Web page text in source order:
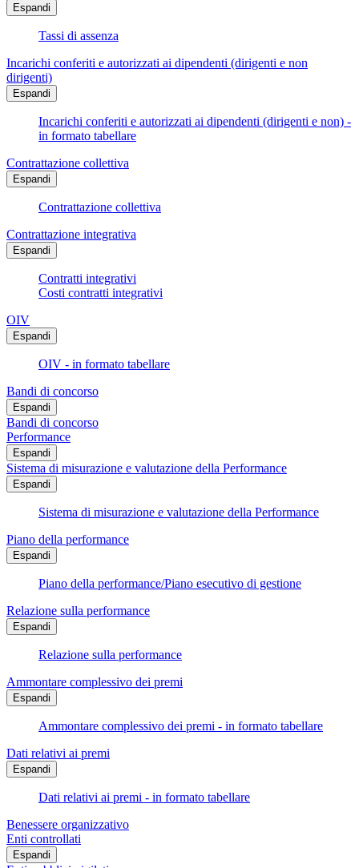
Espandi
Tassi di assenza
Incarichi conferiti e autorizzati ai dipendenti (dirigenti e non
dirigenti)
Espandi
Incarichi conferiti e autorizzati ai dipendenti (dirigenti e non) -
in formato tabellare
Contrattazione collettiva
Espandi
Contrattazione collettiva
Contrattazione integrativa
Espandi
Contratti integrativi
Costi contratti integrativi
OIV
Espandi
OIV - in formato tabellare
Bandi di concorso
Espandi
Bandi di concorso
Performance
Espandi
Sistema di misurazione e valutazione della Performance
Espandi
Sistema di misurazione e valutazione della Performance
Piano della performance
Espandi
Piano della performance/Piano esecutivo di gestione
Relazione sulla performance
Espandi
Relazione sulla performance
Ammontare complessivo dei premi
Espandi
Ammontare complessivo dei premi - in formato tabellare
Dati relativi ai premi
Espandi
Dati relativi ai premi - in formato tabellare
Benessere organizzativo
Enti controllati
Espandi